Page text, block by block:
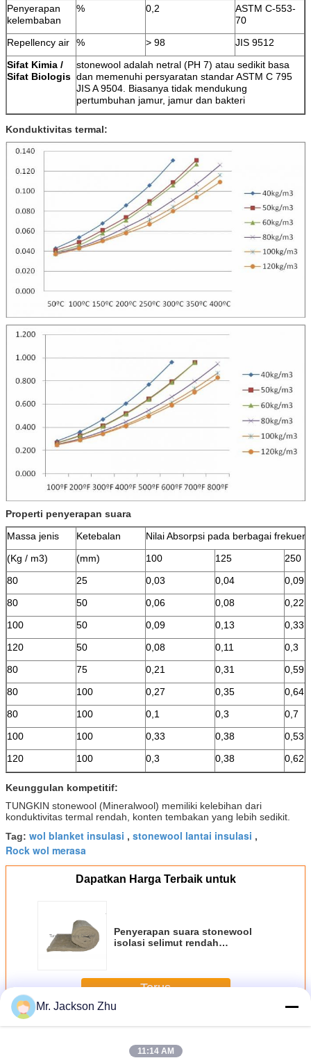
Penyerapan
kelembaban
% 0,2
ASTM C-553-
70
Repellency air
% > 98
JIS 9512
Sifat Kimia /
Sifat Biologis
stonewool adalah netral (PH 7) atau sedikit basa
dan memenuhi persyaratan standar ASTM C 795
JIS A 9504. Biasanya tidak mendukung
pertumbuhan jamur, jamur dan bakteri
Konduktivitas termal:
Properti penyerapan suara
Massa jenis
Ketebalan
Nilai Absorpsi pada berbagai
(Kg / m3)
(mm) 100 125
250
80
25 0,03 0,04
0,09
80
50 0,06 0,08
0,22
100
50 0,09 0,13
0,33
120
50 0,08 0,11
0,3
80
75 0,21 0,31
0,59
80
100 0,27 0,35
0,64
80
100 0,1 0,3
0,7
100
100 0,33 0,38
0,53
120
100 0,3 0,38 0,62
Keunggulan kompetitif:
TUNGKIN stonewool (Mineralwool) memiliki kelebihan dari
konduktivitas termal rendah, konten tembakan yang lebih sedikit.
Tag: wol blanket insulasi , stonewool lantai insulasi ,
Rock wol merasa
Dapatkan Harga Terbaik untuk
Penyerapan suara stonewool
isolasi selimut rendah
Terus
LebihStonewool Blanket insulasi
Mr. Jackson Zhu
11:14 AM